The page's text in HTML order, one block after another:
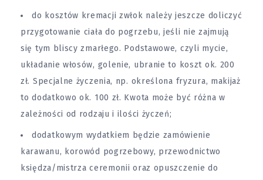
do kosztów kremacji zwłok należy jeszcze doliczyć
przygotowanie ciała do pogrzebu, jeśli nie zajmują
się tym bliscy zmarłego. Podstawowe, czyli mycie,
układanie włosów, golenie, ubranie to koszt ok. 200
zł. Specjalne życzenia, np. określona fryzura, makijaż
to dodatkowo ok. 100 zł. Kwota może być różna w
zależności od rodzaju i ilości życzeń;
dodatkowym wydatkiem będzie zamówienie
karawanu, korowód pogrzebowy, przewodnictwo
księdza/mistrza ceremonii oraz opuszczenie do